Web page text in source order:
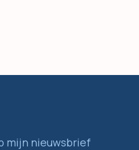
mijn nieuwsbrief